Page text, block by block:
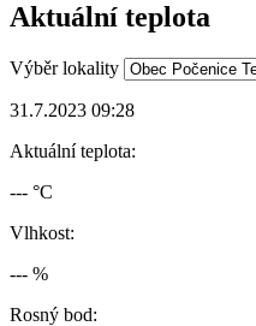
Aktuální teplota
Výběr lokality
31.7.2023 09:28
Aktuální teplota:
--- °C
Vlhkost:
--- %
Rosný bod: